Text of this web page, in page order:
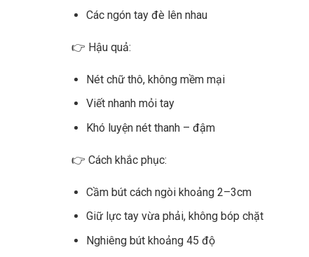
Các ngón tay đè lên nhau
👉 Hậu quả:
Nét chữ thô, không mềm mại
Viết nhanh mỏi tay
Khó luyện nét thanh – đậm
👉 Cách khắc phục:
Cầm bút cách ngòi khoảng 2–3cm
Giữ lực tay vừa phải, không bóp chặt
Nghiêng bút khoảng 45 độ